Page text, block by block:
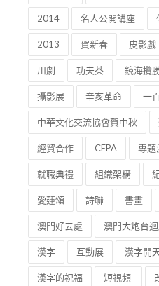
2014 名人公開講座
2013 賀新春 皮影戲
川劇 功夫茶 鏡海攬
攝影展 辛亥革命 一
中華文化交流協會賀中秋
經貿合作 CEPA 專題
就職典禮 組織架構
愛蓮頌 詩聯 書畫
澳門好去處 澳門大炮台
漢字 互動展 漢字開
漢字的祝福 短視頻